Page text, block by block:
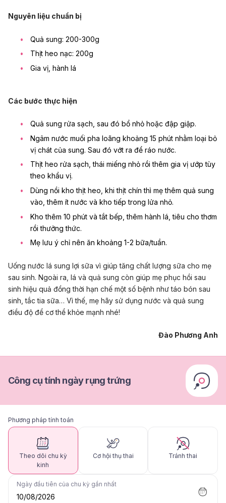
Nguyên liệu chuẩn bị
Quả sung: 200-300g
Thịt heo nạc: 200g
Gia vị, hành lá
Các bước thực hiện
Quả sung rửa sạch, sau đó bổ nhỏ hoặc đập giập.
Ngâm nước muối pha loãng khoảng 15 phút nhằm loại bỏ
vị chát của sung. Sau đó vớt ra để ráo nước.
Thịt heo rửa sạch, thái miếng nhỏ rồi thêm gia vị ướp tùy
theo khẩu vị.
Dùng nồi kho thịt heo, khi thịt chín thì mẹ thêm quả sung
vào, thêm ít nước và kho tiếp trong lửa nhỏ.
Kho thêm 10 phút và tắt bếp, thêm hành lá, tiêu cho thơm
rồi thưởng thức.
Mẹ lưu ý chỉ nên ăn khoảng 1-2 bữa/tuần.
Uống nước lá sung lợi sữa vì giúp tăng chất lượng sữa cho mẹ
sau sinh. Ngoài ra, lá và quả sung còn giúp mẹ phục hồi sau
sinh hiệu quả đồng thời hạn chế một số bệnh như táo bón sau
sinh, tắc tia sữa… Vì thế, mẹ hãy sử dụng nước và quả sung
điều độ để cơ thể khỏe mạnh nhé!
Đào Phương Anh
Công cụ tính ngày rụng trứng
Phương pháp tính toán
Theo dõi chu kỳ
kinh
Cơ hội thụ thai Tránh thai
Ngày đầu tiên của chu kỳ gần nhất
10/08/2026